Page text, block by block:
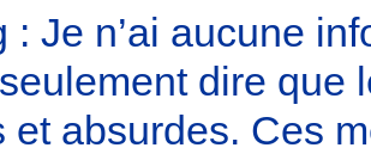
: Je n’ai aucune
dire que
et absurdes. Ces